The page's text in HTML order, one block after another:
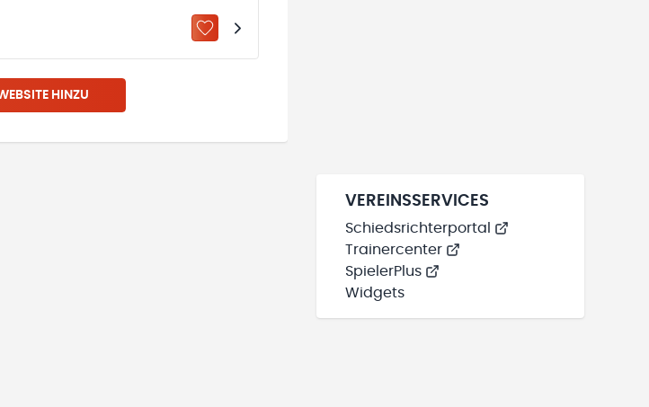
ZU „MEINE TEAMS“ HINZUFÜGEN
HINZU
VEREINSSERVICES
Schiedsrichterportal
Trainercenter
SpielerPlus
Widgets